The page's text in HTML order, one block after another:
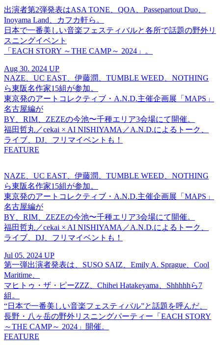
出演者第2弾発表はASA TONE、QOA、Passepartout Duo、
Inoyama Land、カフカ軒ら。
日本で一番美しい音楽フェスティバルと各所で話題の野外リ
スニングイベント
「EACH STORY ～THE CAMP～ 2024」。
Aug 30. 2024 UP
NAZE、UC EAST、伊藤潤、TUMBLE WEED、NOTHING
ら東阪名作家15組が参加。
東京発のアートコレクティブ・A.N.D.主催企画展「MAPS」
名古屋編が
BY、RIM、ZEZEの今池〜千種エリア3会場にて開催。
福田哲丸／cekai × AI NISHIYAMA／A.N.D.によるトーク、
ライブ、DJ、フリマイベントも！
FEATURE
NAZE、UC EAST、伊藤潤、TUMBLE WEED、NOTHING
ら東阪名作家15組が参加。
東京発のアートコレクティブ・A.N.D.主催企画展「MAPS」
名古屋編が
BY、RIM、ZEZEの今池〜千種エリア3会場にて開催。
福田哲丸／cekai × AI NISHIYAMA／A.N.D.によるトーク、
ライブ、DJ、フリマイベントも！
Jul 05. 2024 UP
第一弾出演者発表は、SUSO SAIZ、Emily A. Sprague、Cool
Maritime、
マヒトゥ・ザ・ピーZZZ、Chihei Hatakeyama、Shhhhhら7
組。
“日本で一番美しい音楽フェスティバル”と話題を呼んだ、
長野・八ヶ岳の野外リスニングパーティー「EACH STORY
～THE CAMP～ 2024」開催。
FEATURE